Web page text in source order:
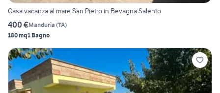
Casa vacanza al mare San Pietro in Bevagna Salento
400 €Manduria (TA)
180 mq1 Bagno